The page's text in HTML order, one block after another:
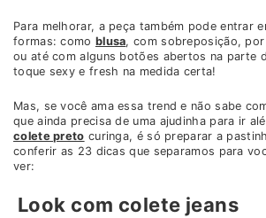
Para melhorar, a peça também pode entrar
formas: como blusa, com sobreposição,
ou até com alguns botões abertos na parte
toque sexy e fresh na medida certa!
Mas, se você ama essa trend e não sabe
que ainda precisa de uma ajudinha para ir
colete preto curinga, é só preparar a
conferir as 23 dicas que separamos para
ver:
Look com colete jeans